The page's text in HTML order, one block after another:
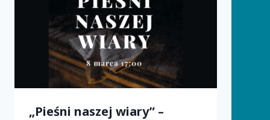
„Pieśni naszej wiary” –